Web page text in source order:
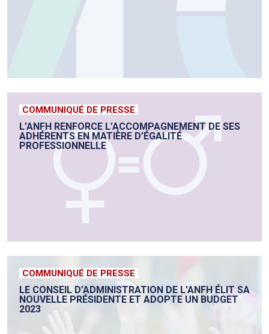
COMMUNIQUÉ DE PRESSE
L’ANFH RENFORCE L’ACCOMPAGNEMENT DE SES
ADHÉRENTS EN MATIÈRE D’ÉGALITÉ
PROFESSIONNELLE
COMMUNIQUÉ DE PRESSE
LE CONSEIL D’ADMINISTRATION DE L’ANFH ÉLIT SA
NOUVELLE PRÉSIDENTE ET ADOPTE UN BUDGET
2023